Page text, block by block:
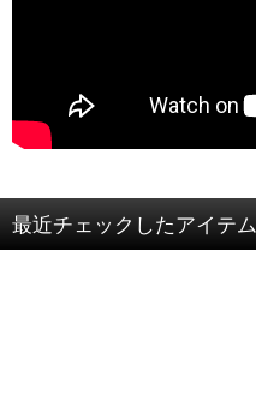
最近チェックしたアイテム